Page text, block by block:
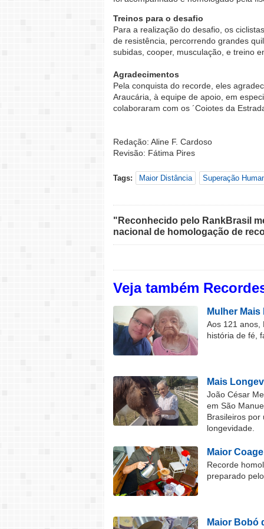
Treinos para o desafio
Para a realização do desafio, os
de resistência, percorrendo grandes
subidas, cooper, musculação, e treino
Agradecimentos
Pela conquista do recorde, eles
Araucária, à equipe de apoio, em
colaboraram com os ´Coiotes da
Redação: Aline F. Cardoso
Revisão: Fátima Pires
Tags: Maior Distância Superação
"Reconhecido pelo RankBrasil
nacional de homologação de
Veja também
Mulher
Aos 121 anos,
história de fé,
Mais
João César
em São
Brasileiros por
longevidade.
Maior
Recorde
preparado
Maior Bobó